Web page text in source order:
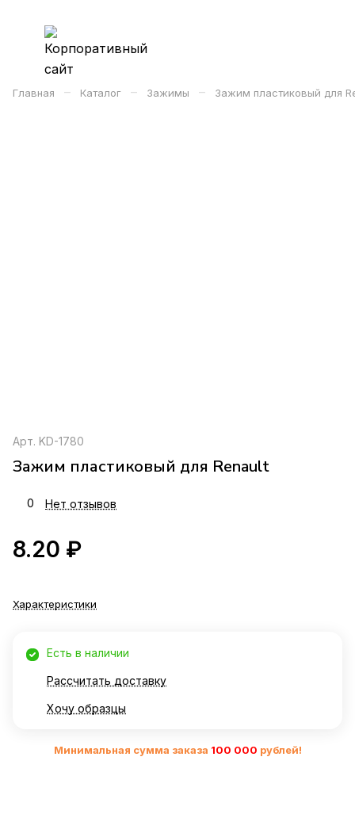
Главная – Каталог – Зажимы – Зажим пластиковый для
Арт. KD-1780
Зажим пластиковый для Renault
0 Нет отзывов
8.20 ₽
Характеристики
Есть в наличии
Рассчитать доставку
Хочу образцы
Минимальная сумма заказа 100 000 рублей!